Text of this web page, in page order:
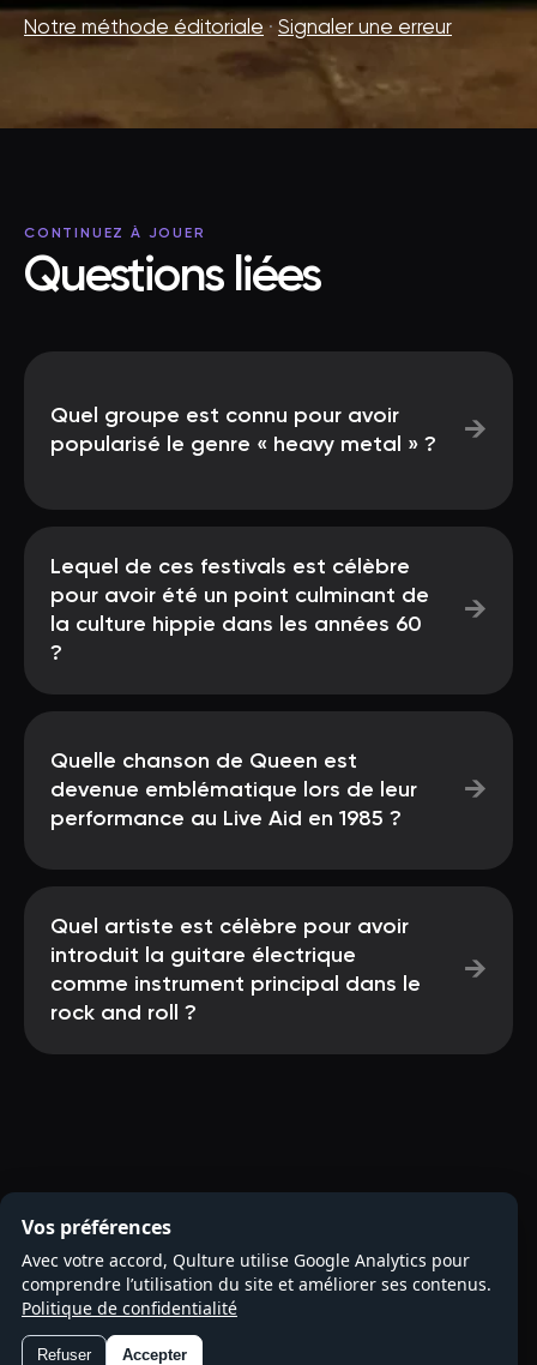
Notre méthode éditoriale · Signaler une erreur
CONTINUEZ À JOUER
Questions liées
Quel groupe est connu pour avoir
popularisé le genre « heavy metal » ?
→
Lequel de ces festivals est célèbre
pour avoir été un point culminant de
la culture hippie dans les années 60
?
→
Quelle chanson de Queen est
devenue emblématique lors de leur
performance au Live Aid en 1985 ?
→
Quel artiste est célèbre pour avoir
introduit la guitare électrique
comme instrument principal dans le
rock and roll ?
→
Vos préférences
Avec votre accord, Qulture utilise Google Analytics pour
comprendre l’utilisation du site et améliorer ses contenus.
Politique de confidentialité
Refuser Accepter